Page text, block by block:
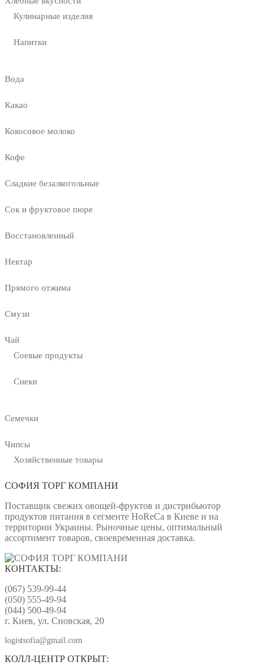
Кулинарные изделия
Напитки
Вода
Какао
Кокосовое молоко
Кофе
Сладкие безалкогольные
Сок и фруктовое пюре
Восстановленный
Нектар
Прямого отжима
Смузи
Чай
Соевые продукты
Снеки
Семечки
Чипсы
Хозяйственные товары
СОФИЯ ТОРГ КОМПАНИ
Поставщик свежих овощей-фруктов и дистрибьютор
продуктов питания в сегменте HoReCa в Киеве и на
территории Украины. Рыночные цены, оптимальный
ассортимент товаров, своевременная доставка.
КОНТАКТЫ:
(067) 539-99-44
(050) 555-49-94
(044) 500-49-94
г. Киев, ул. Сновская, 20
logistsofia@gmail.com
КОЛЛ-ЦЕНТР ОТКРЫТ: